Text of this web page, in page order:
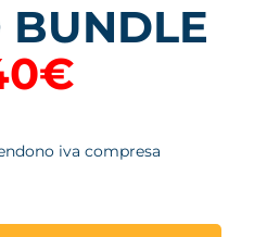
BUNDLE
iva compresa